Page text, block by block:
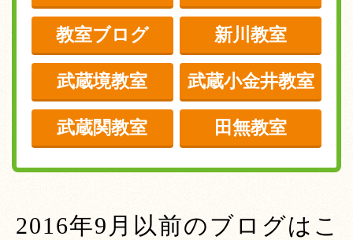
教室ブログ 新川教室
武蔵境教室 武蔵小金井教室
武蔵関教室 田無教室
2016年9月以前のブログはこ